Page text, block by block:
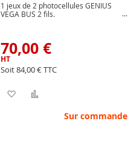
1 jeux de 2 photocellules GENIUS
VEGA BUS 2 fils.
70,00 €
84,00 €
Ajouter à ma liste d’envie
Sur commande